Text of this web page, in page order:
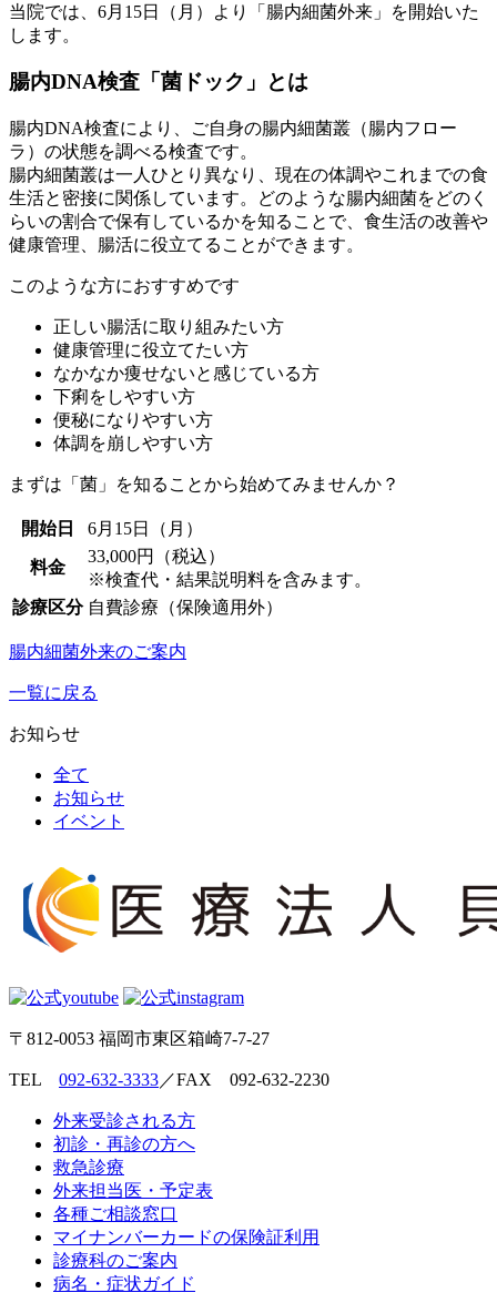
当院では、6月15日（月）より「腸内細菌外来」を開始いた
します。
腸内DNA検査「菌ドック」とは
腸内DNA検査により、ご自身の腸内細菌叢（腸内フロー
ラ）の状態を調べる検査です。
腸内細菌叢は一人ひとり異なり、現在の体調やこれまでの食
生活と密接に関係しています。どのような腸内細菌をどのく
らいの割合で保有しているかを知ることで、食生活の改善や
健康管理、腸活に役立てることができます。
このような方におすすめです
正しい腸活に取り組みたい方
健康管理に役立てたい方
なかなか痩せないと感じている方
下痢をしやすい方
便秘になりやすい方
体調を崩しやすい方
まずは「菌」を知ることから始めてみませんか？
開始日 6月15日（月）
料金
33,000円（税込）
※検査代・結果説明料を含みます。
診療区分 自費診療（保険適用外）
腸内細菌外来のご案内
一覧に戻る
お知らせ
全て
お知らせ
イベント
〒812-0053 福岡市東区箱崎7-7-27
TEL 092-632-3333／FAX 092-632-2230
外来受診される方
初診・再診の方へ
救急診療
外来担当医・予定表
各種ご相談窓口
マイナンバーカードの保険証利用
診療科のご案内
病名・症状ガイド